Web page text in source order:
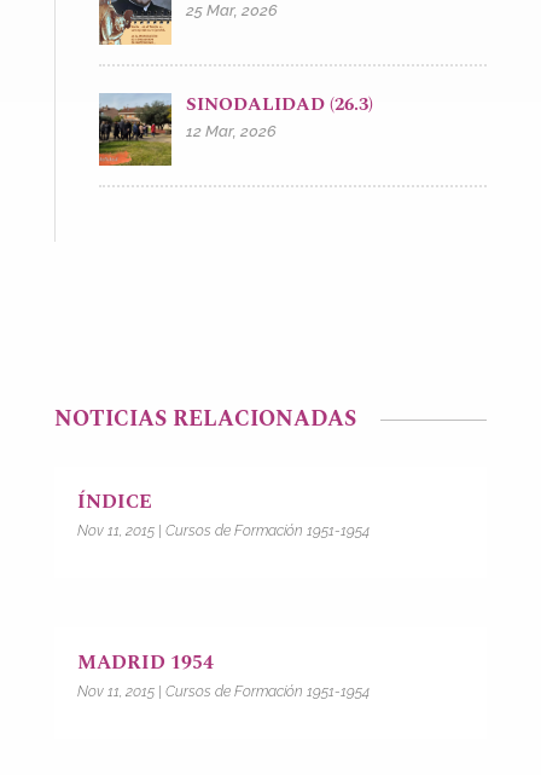
25 Mar, 2026
SINODALIDAD (26.3)
12 Mar, 2026
NOTICIAS RELACIONADAS
ÍNDICE
Nov 11, 2015| Cursos de Formación 1951-1954
MADRID 1954
Nov 11, 2015| Cursos de Formación 1951-1954